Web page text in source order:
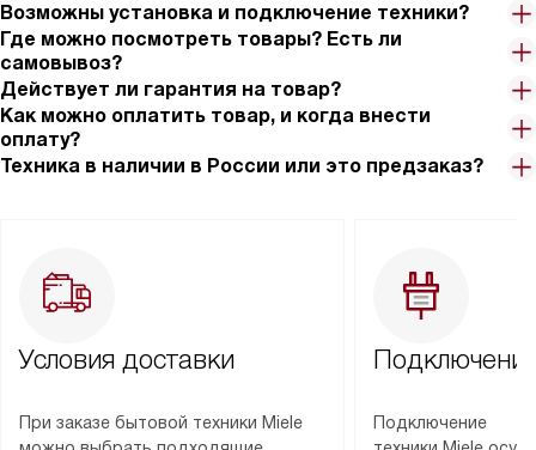
Возможны установка и подключение техники?
Где можно посмотреть товары? Есть ли
самовывоз?
Действует ли гарантия на товар?
Как можно оплатить товар, и когда внести
оплату?
Техника в наличии в России или это предзаказ?
Условия доставки
При заказе бытовой техники Miele
Подключение